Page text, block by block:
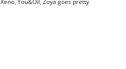
Xeno, You&Oil, Zoya goes pretty